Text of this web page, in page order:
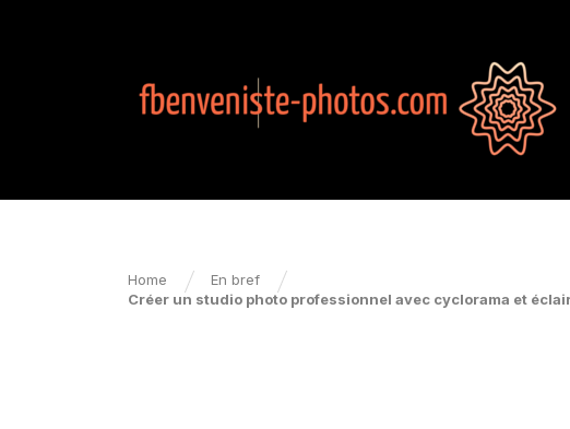
Home
En bref
Créer un studio photo professionnel avec cyclorama et